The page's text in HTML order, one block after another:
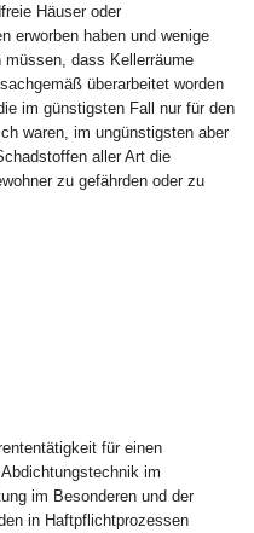
Häuser oder
erworben haben und wenige
dass Kellerräume
überarbeitet worden
im günstigsten Fall nur für den
waren, im ungünstigsten aber
aller Art die
zu gefährden oder zu
für einen
im
im Besonderen und der
in Haftpflichtprozessen